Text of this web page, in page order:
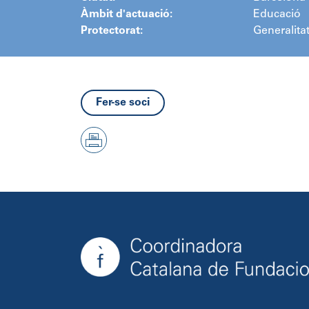
Àmbit d'actuació:
Educació
Protectorat:
Fer-se soci